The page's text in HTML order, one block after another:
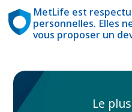
MetLife est
personnelles. Elles
vous proposer un
Le